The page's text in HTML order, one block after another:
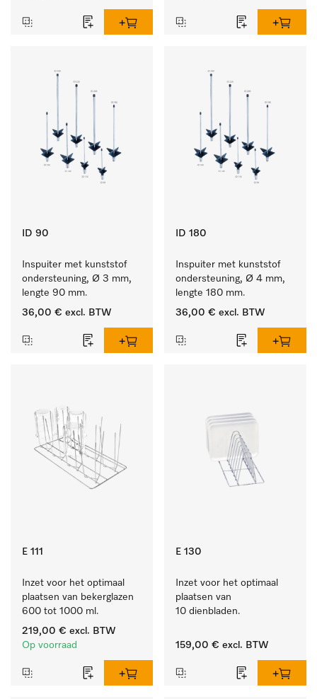
ID 90
Inspuiter met kunststof
ondersteuning, Ø 3 mm,
lengte 90 mm.
36,00 € excl. BTW
ID 180
Inspuiter met kunststof
ondersteuning, Ø 4 mm,
lengte 180 mm.
36,00 € excl. BTW
E 111
Inzet voor het optimaal
plaatsen van bekerglazen
600 tot 1000 ml.
219,00 € excl. BTW
Op voorraad
E 130
Inzet voor het optimaal
plaatsen van
10 dienbladen.
159,00 € excl. BTW